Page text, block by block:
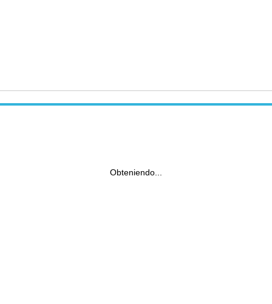
Obteniendo...